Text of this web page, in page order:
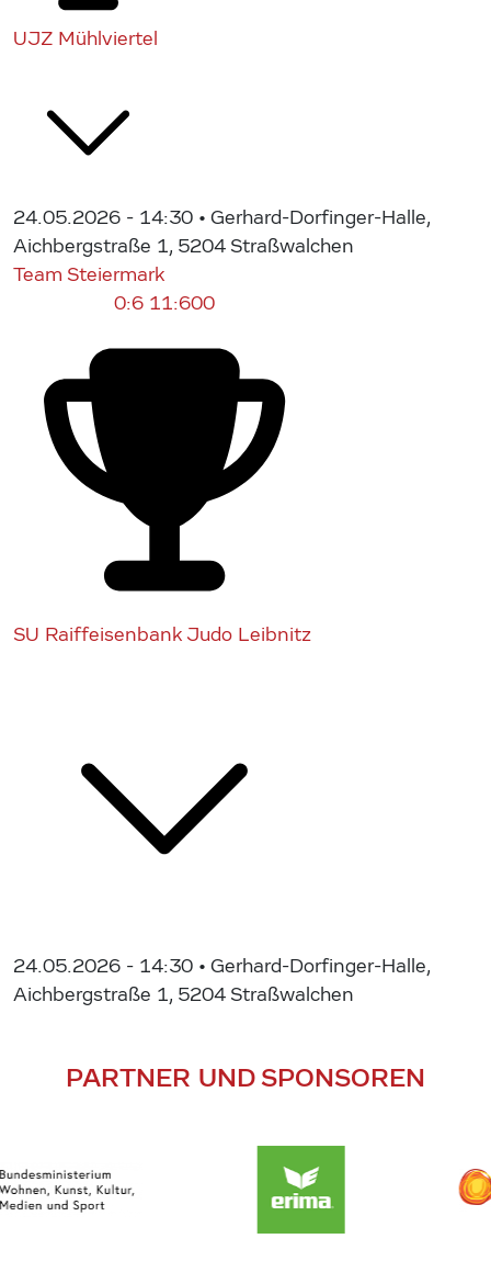
UJZ Mühlviertel
24.05.2026 - 14:30 • Gerhard-Dorfinger-Halle,
Aichbergstraße 1, 5204 Straßwalchen
Team Steiermark
0:6 11:600
SU Raiffeisenbank Judo Leibnitz
24.05.2026 - 14:30 • Gerhard-Dorfinger-Halle,
Aichbergstraße 1, 5204 Straßwalchen
PARTNER UND SPONSOREN